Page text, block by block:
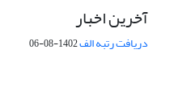
آخرین اخبار
دریافت رتبه الف1402-08-06